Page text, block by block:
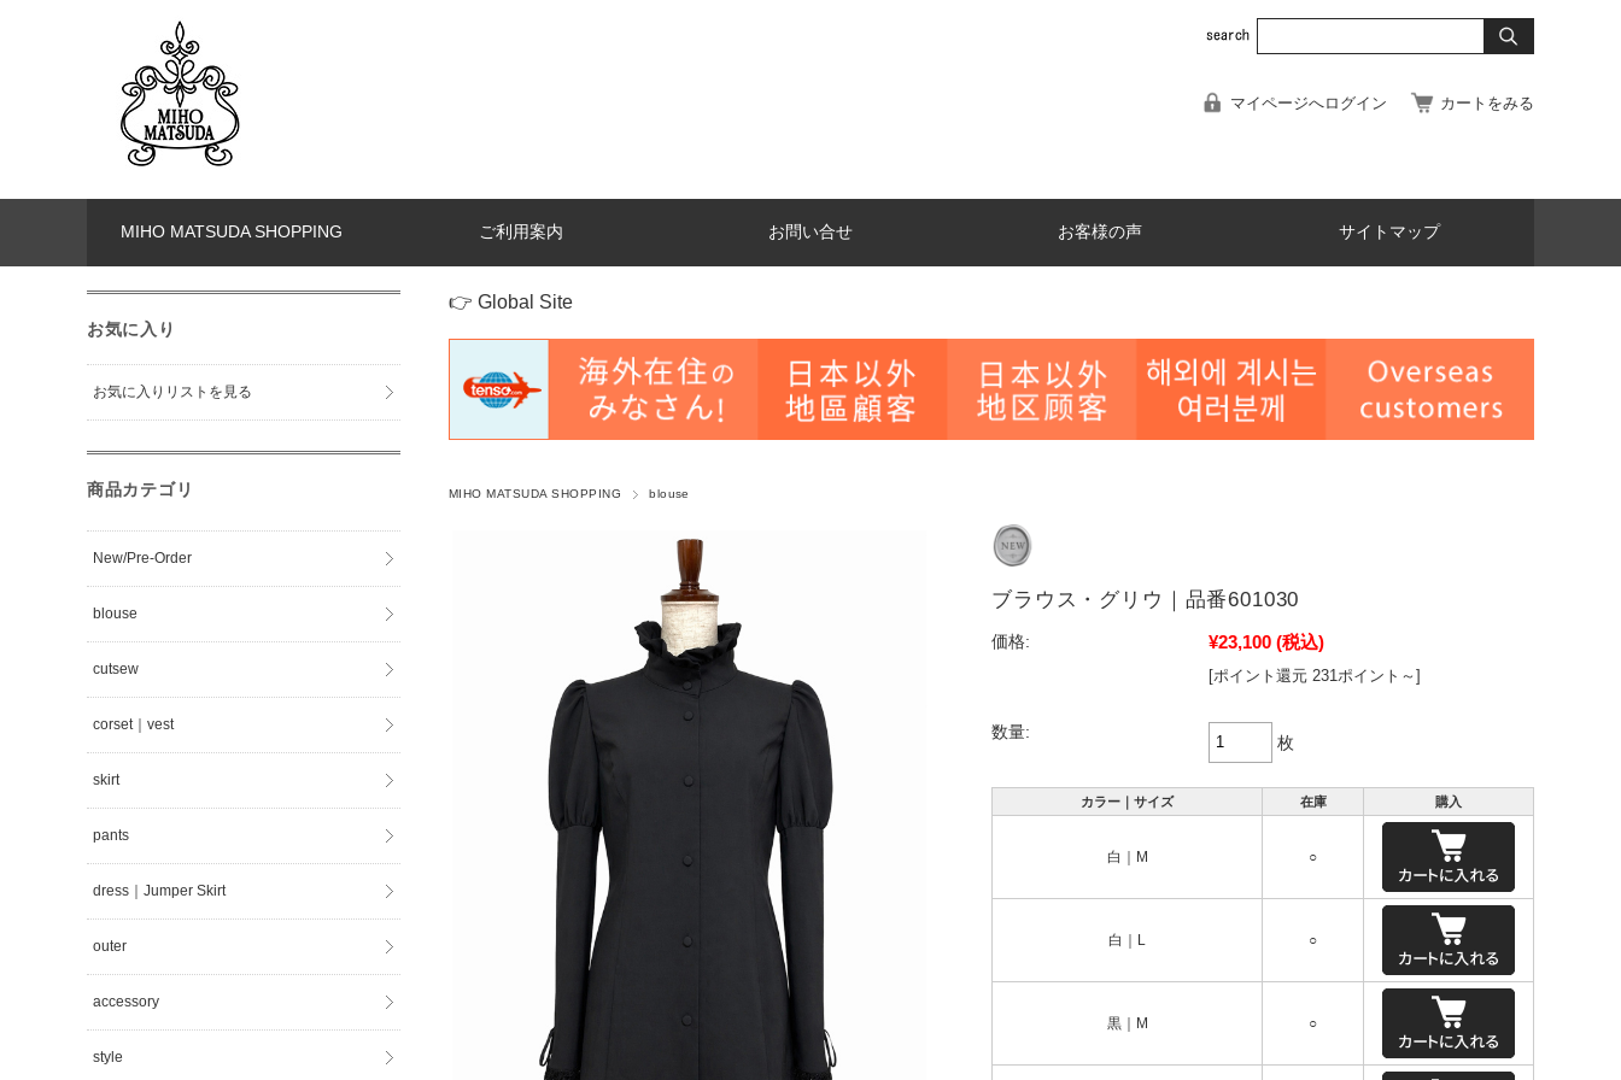
マイページへログイン カートをみる
MIHO MATSUDA SHOPPING ご利用案内 お問い合せ お客様の声 サイトマップ
👉 Global Site
MIHO MATSUDA SHOPPING blouse
ブラウス・グリウ｜品番601030
価格: ¥23,100 (税込)
[ポイント還元 231ポイント～]
数量:
枚
カラー｜サイズ 在庫 購入
白｜M ○
白｜L ○
黒｜M ○
お気に入り
お気に入りリストを見る
商品カテゴリ
New/Pre-Order
blouse
cutsew
corset｜vest
skirt
pants
dress｜Jumper Skirt
outer
accessory
style